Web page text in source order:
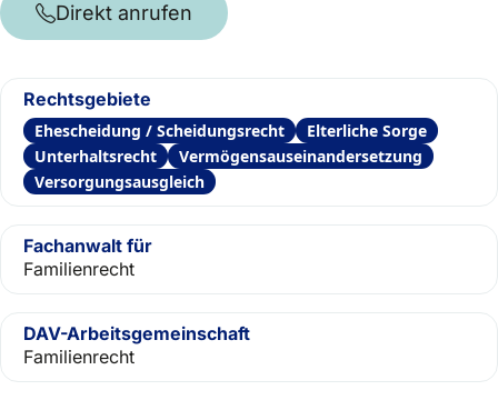
Direkt anrufen
Rechtsgebiete
Ehescheidung / Scheidungsrecht
Elterliche Sorge
Unterhaltsrecht
Vermögensauseinandersetzung
Versorgungsausgleich
Fachanwalt für
Familienrecht
DAV-Arbeitsgemeinschaft
Familienrecht